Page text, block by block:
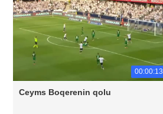
00:00:13
Ceyms Boqerenin qolu